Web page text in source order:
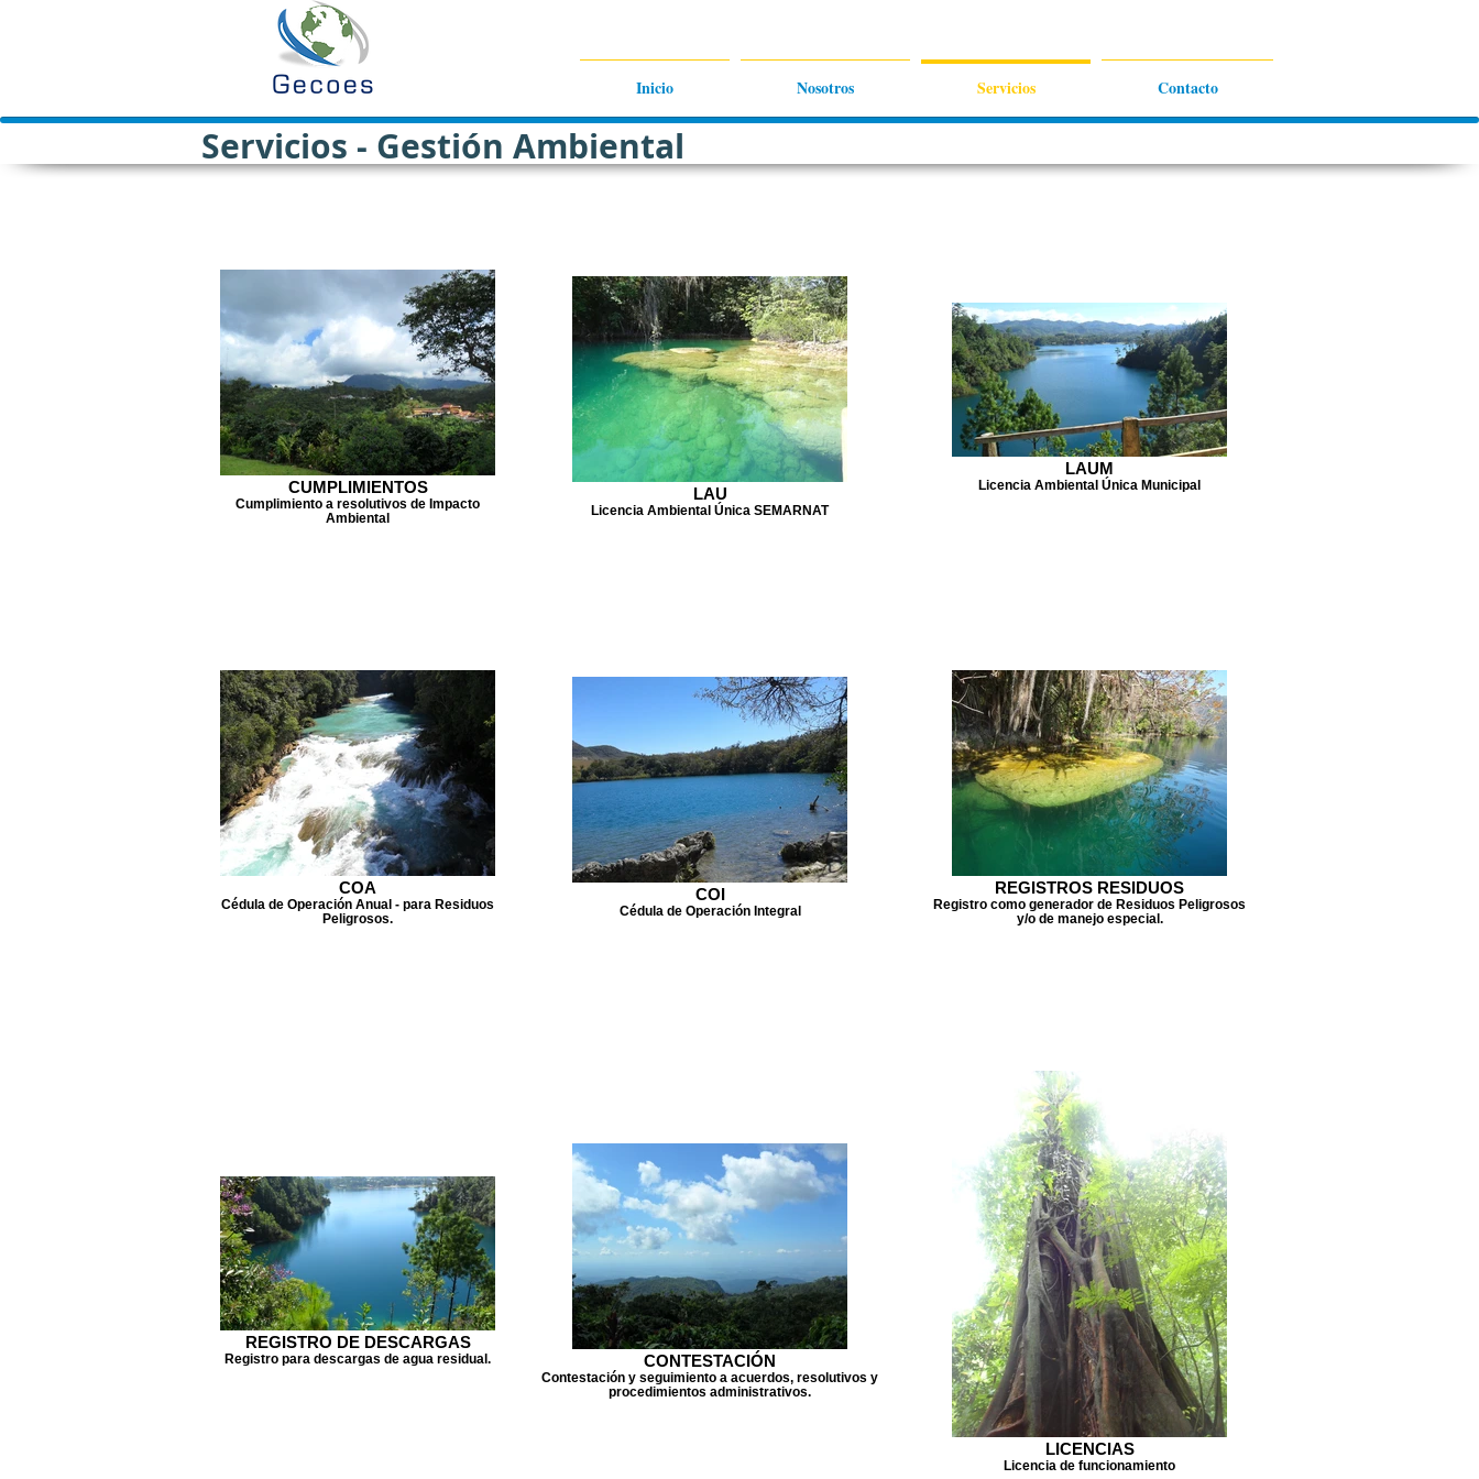
Inicio Nosotros Servicios Contacto
Servicios - Gestión Ambiental
CUMPLIMIENTOS
Cumplimiento a resolutivos de Impacto
Ambiental
LAU
Licencia Ambiental Única SEMARNAT
LAUM
Licencia Ambiental Única Municipal
COA
Cédula de Operación Anual - para Residuos
Peligrosos.
COI
Cédula de Operación Integral
REGISTROS RESIDUOS
Registro como generador de Residuos Peligrosos
y/o de manejo especial.
REGISTRO DE DESCARGAS
Registro para descargas de agua residual. CONTESTACIÓN
Contestación y seguimiento a acuerdos, resolutivos y
procedimientos administrativos.
LICENCIAS
Licencia de funcionamiento